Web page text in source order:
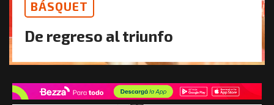
BÁSQUET
De regreso al triunfo